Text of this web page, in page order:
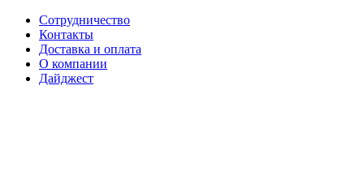
Сотрудничество
Контакты
Доставка и оплата
О компании
Дайджест